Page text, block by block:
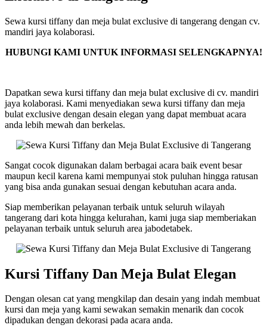
Sewa kursi tiffany dan meja bulat exclusive di tangerang dengan cv.
mandiri jaya kolaborasi.
HUBUNGI KAMI UNTUK INFORMASI SELENGKAPNYA!
Dapatkan sewa kursi tiffany dan meja bulat exclusive di cv. mandiri
jaya kolaborasi. Kami menyediakan sewa kursi tiffany dan meja
bulat exclusive dengan desain elegan yang dapat membuat acara
anda lebih mewah dan berkelas.
Sangat cocok digunakan dalam berbagai acara baik event besar
maupun kecil karena kami mempunyai stok puluhan hingga ratusan
yang bisa anda gunakan sesuai dengan kebutuhan acara anda.
Siap memberikan pelayanan terbaik untuk seluruh wilayah
tangerang dari kota hingga kelurahan, kami juga siap memberiakan
pelayanan terbaik untuk seluruh area jabodetabek.
Kursi Tiffany Dan Meja Bulat Elegan
Dengan olesan cat yang mengkilap dan desain yang indah membuat
kursi dan meja yang kami sewakan semakin menarik dan cocok
dipadukan dengan dekorasi pada acara anda.